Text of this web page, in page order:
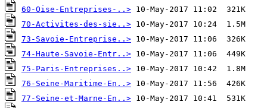
60-Oise-Entreprises-..>
70-Activites-des-sie..>
73-Savoie-Entreprise..>
74-Haute-Savoie-Entr..>
75-Paris-Entreprises..>
76-Seine-Maritime-En..>
77-Seine-et-Marne-En..>